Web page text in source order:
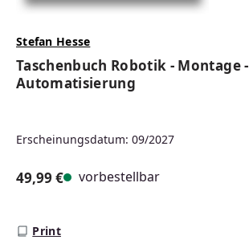
Stefan Hesse
Taschenbuch Robotik - Montage -
Automatisierung
Erscheinungsdatum: 09/2027
49,99 € vorbestellbar
Print